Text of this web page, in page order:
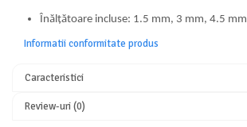
Înălțătoare incluse: 1.5 mm, 3 mm, 4.5 mm
Informatii conformitate produs
Caracteristici
Review-uri(0)